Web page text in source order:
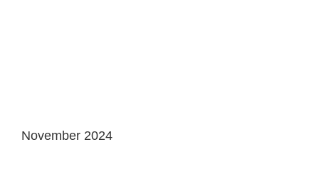
November 2024